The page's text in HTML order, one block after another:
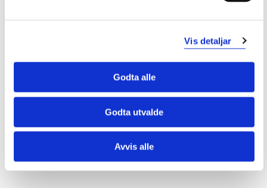
Vis detaljar
Godta alle
Godta utvalde
Avvis alle
BI4-301 Climate Change Ecology